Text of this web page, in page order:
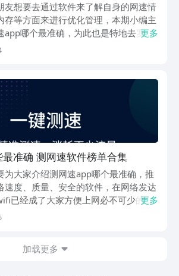
友想要去通过软件来了解自身的网速情
存等方面来进行优化管理，本期小编主
app哪个最准确，为此也是特地去罗列
大家近期如果有想法，想要去使用它
更多
准确 测网速软件榜单合集
为大家介绍测网速app哪个最准确，推
速度、质量、安全的软件，在网络发达
已经成了大家方便上网必不可少的
难免会出现一些问题，那么平时用
更多
加载更多